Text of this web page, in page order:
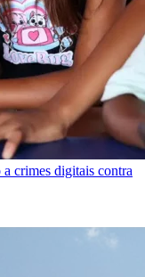
crimes digitais contra